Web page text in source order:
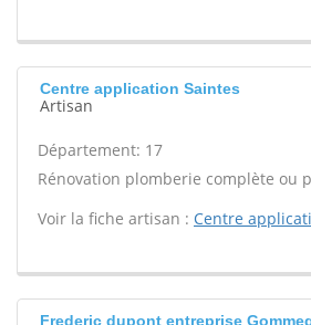
Centre application Saintes
Artisan
Département: 17
Rénovation plomberie complète ou
Voir la fiche artisan : Centre
Frederic dupont entreprise